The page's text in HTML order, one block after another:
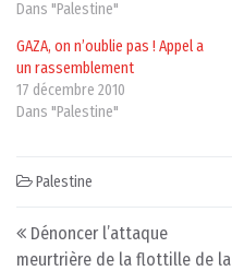
Dans "Palestine"
GAZA, on n’oublie pas ! Appel a
un rassemblement
17 décembre 2010
Dans "Palestine"
Palestine
Post navigation
Dénoncer l’attaque
meurtrière de la flottille de la